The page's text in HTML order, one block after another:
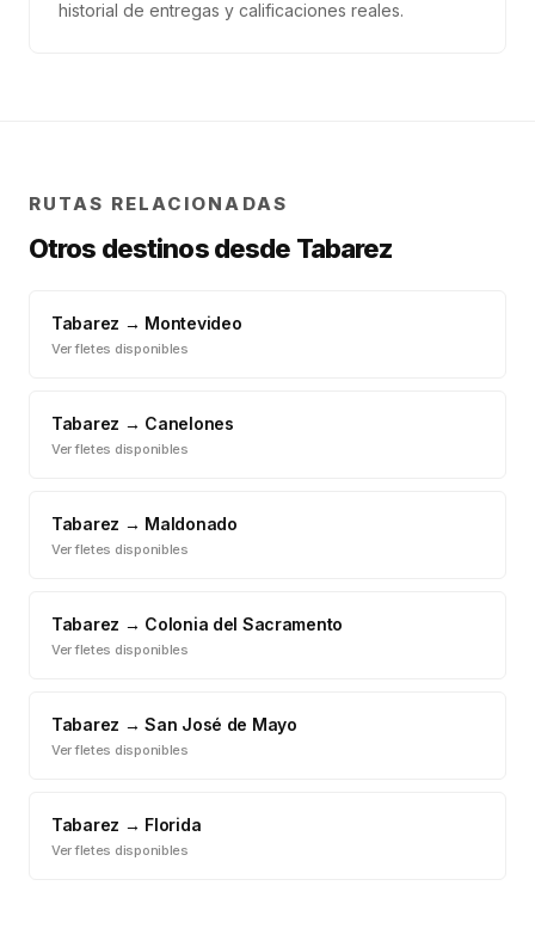
historial de entregas y calificaciones reales.
RUTAS RELACIONADAS
Otros destinos desde Tabarez
Tabarez → Montevideo
Ver fletes disponibles
Tabarez → Canelones
Ver fletes disponibles
Tabarez → Maldonado
Ver fletes disponibles
Tabarez → Colonia del Sacramento
Ver fletes disponibles
Tabarez →San José de Mayo
Ver fletes disponibles
Tabarez → Florida
Ver fletes disponibles